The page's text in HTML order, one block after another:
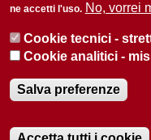
P.I.
Informazioni
ne accetti l'uso. No, vorrei
Cookie tecnici -
Cookie analitici -
Salva preferenze